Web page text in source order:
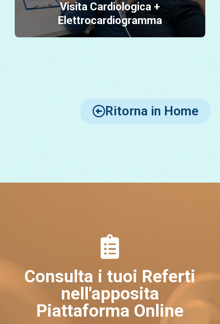
Visita Cardiologica +
Elettrocardiogramma
Ritorna in Home
Consulta i tuoi Referti
nell'apposita
Piattaforma Online